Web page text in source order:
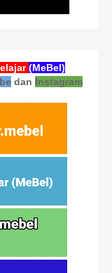
(MeBel)
dan Instagram